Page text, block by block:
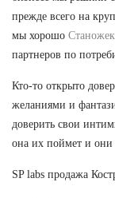
прежде всего на
мы хорошо
партнеров по
Кто-то открыто
желаниями и
доверить свои
она их поймет и они
SP labs продажа